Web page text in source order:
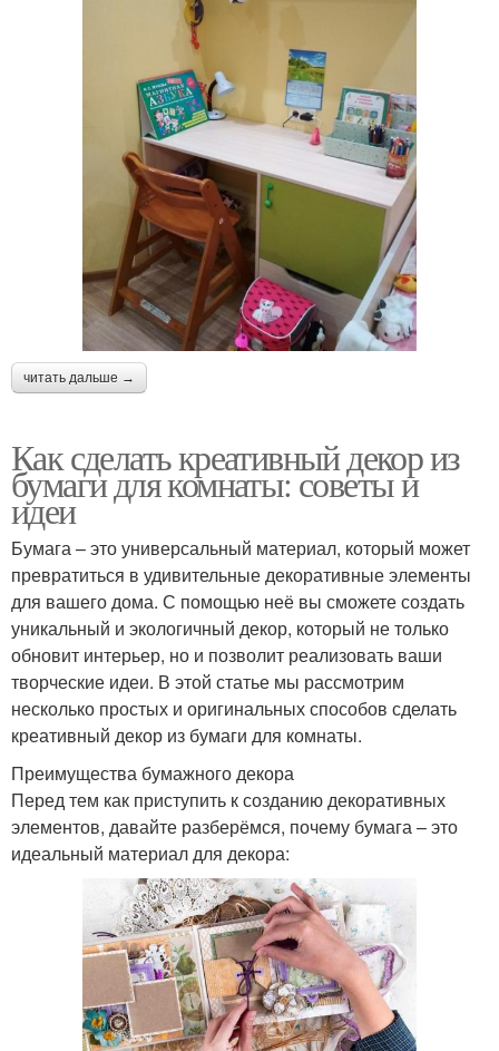
читать дальше →
Как сделать креативный декор из
бумаги для комнаты: советы и
идеи
Бумага – это универсальный материал, который может
превратиться в удивительные декоративные элементы
для вашего дома. С помощью неё вы сможете создать
уникальный и экологичный декор, который не только
обновит интерьер, но и позволит реализовать ваши
творческие идеи. В этой статье мы рассмотрим
несколько простых и оригинальных способов сделать
креативный декор из бумаги для комнаты.
Преимущества бумажного декора
Перед тем как приступить к созданию декоративных
элементов, давайте разберёмся, почему бумага – это
идеальный материал для декора: